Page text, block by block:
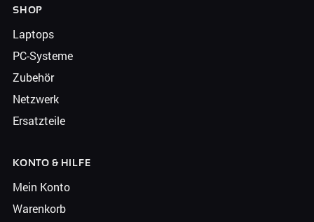
SHOP
Laptops
PC-Systeme
Zubehör
Netzwerk
Ersatzteile
KONTO & HILFE
Mein Konto
Warenkorb